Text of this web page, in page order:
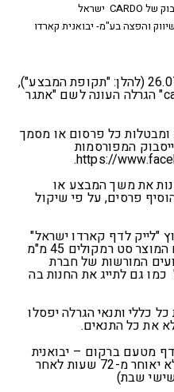
והפצה בע"מ- יבואנית קארדו
החל מיום 14.07.19 ועד יום 26.07.19 (להלן: "תקופת המבצע"),
נערך בדף הפייסבוק "cardo Israel" הגרלה העונה לשם "אתגר
ומבטלות כל פרסום או מסמך
המפורסמות
את משך המבצע או
פרסים, על פי שיקול
"לייק לדף קארדו ישראל"
ולעלות תמונה של עצמו ביחד עם המוצר סט רמקולים 45 מ"מ
המורשות של חברת
גם לתייג את החנות בה
כללי ותנאי הגרלה יפסלו
את כל התנאים.
מטעם ברקום – יבואנית
קארדו בישראל והזוכה יפורסם לא יאוחר מ-72 שעות לאחר
שבת)